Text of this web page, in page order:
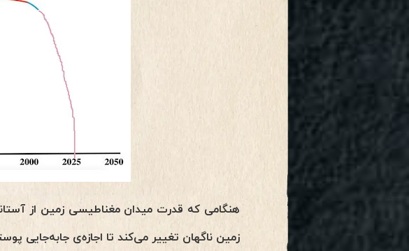
هنگامی که قدرت میدان مغناطیسی زمین از
زمین ناگهان تغییر می‌کند تا اجازه‌ی جابه‌جایی